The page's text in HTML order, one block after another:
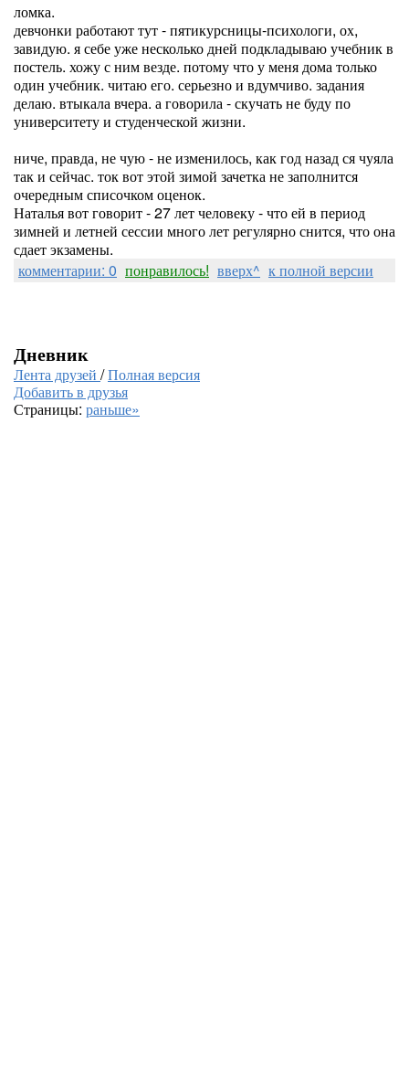
ломка.
девчонки работают тут - пятикурсницы-психологи, ох,
завидую. я себе уже несколько дней подкладываю учебник в
постель. хожу с ним везде. потому что у меня дома только
один учебник. читаю его. серьезно и вдумчиво. задания
делаю. втыкала вчера. а говорила - скучать не буду по
университету и студенческой жизни.
ниче, правда, не чую - не изменилось, как год назад ся чуяла
так и сейчас. ток вот этой зимой зачетка не заполнится
очередным списочком оценок.
Наталья вот говорит - 27 лет человеку - что ей в период
зимней и летней сессии много лет регулярно снится, что она
сдает экзамены.
комментарии: 0 понравилось! вверх^ к полной версии
Дневник
Лента друзей /Полная версия
Добавить в друзья
Страницы: раньше»